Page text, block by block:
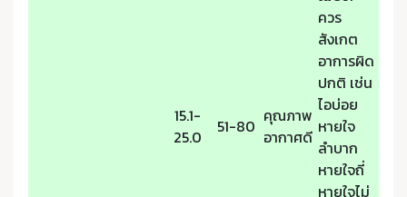
15.1-
25.0
51-80 คุณภาพ
อากาศดี
ควร
สังเกต
อาการผิด
ปกติ เช่น
ไอบ่อย
หายใจ
ลำบาก
หายใจถี่
หายใจไม่